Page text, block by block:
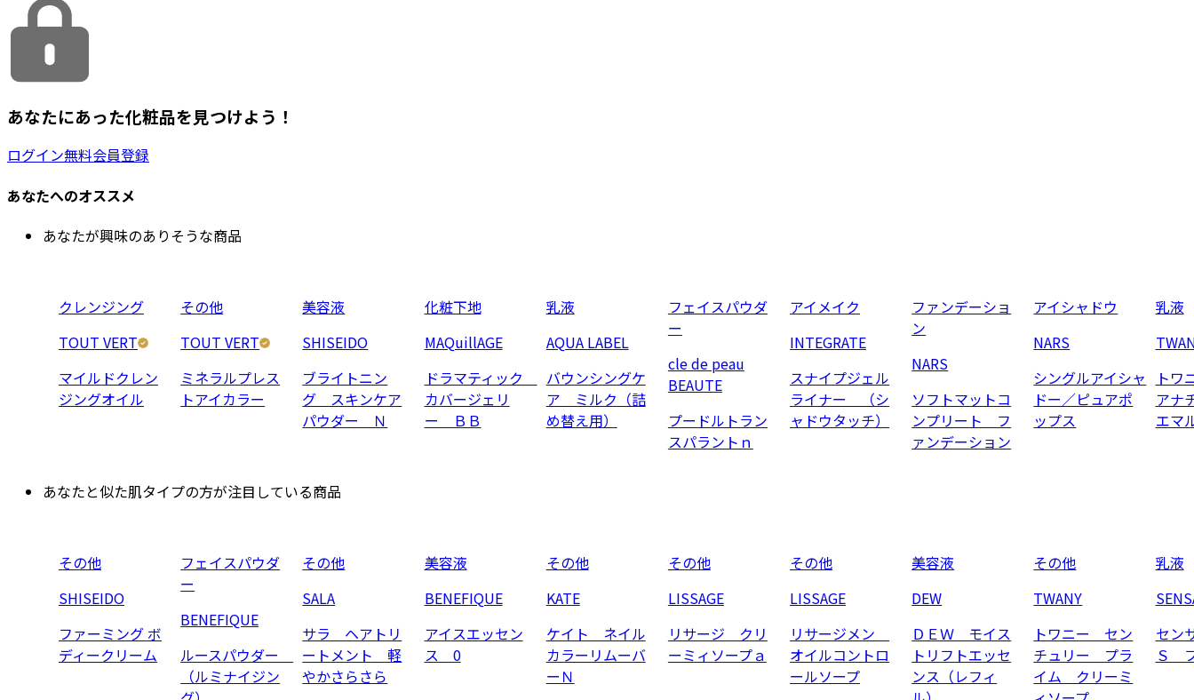
あなたにあった化粧品を見つけよう！
ログイン無料会員登録
あなたへのオススメ
あなたが興味のありそうな商品
クレンジング
TOUT VERT
マイルドクレン
ジングオイル
その他
TOUT VERT
ミネラルプレス
トアイカラー
美容液
SHISEIDO
ブライトニン
グ スキンケア
パウダー Ｎ
化粧下地
MAQuillAGE
ドラマティック
カバージェリ
ー ＢＢ
乳液
AQUA LABEL
バウンシングケ
ア ミルク（詰
め替え用）
フェイスパウダ
ー
cle de peau
BEAUTE
プードルトラン
スパラントｎ
アイメイク
INTEGRATE
スナイプジェル
ライナー （シ
ャドウタッチ）
ファンデーショ
ン
NARS
ソフトマットコ
ンプリート フ
ァンデーション
アイシャドウ
NARS
シングルアイシャ
ドー／ピュアポ
ップス
乳液
ト
アナ
エマ
あなたと似た肌タイプの方が注目している商品
その他
SHISEIDO
ファーミング ボ
ディークリーム
フェイスパウダ
ー
BENEFIQUE
ルースパウダー
（ルミナイジン
その他
SALA
サラ ヘアトリ
ートメント 軽
やかさらさら
美容液
BENEFIQUE
アイスエッセン
ス 0
その他
KATE
ケイト ネイル
カラーリムーバ
ーＮ
その他
LISSAGE
リサージ クリ
ーミィソープａ
その他
LISSAGE
リサージメン
オイルコントロ
ールソープ
美容液
DEW
ＤＥＷ モイス
トリフトエッセ
ンス（レフィ
その他
TWANY
トワニー セン
チュリー プラ
イム クリーミ
乳液
セン
Ｓ